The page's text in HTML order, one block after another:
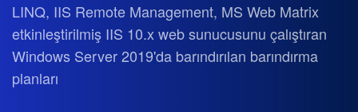
LINQ, IIS Remote Management, MS Web Matrix
etkinleştirilmiş IIS 10.x web sunucusunu çalıştıran
Windows Server 2019'da barındırılan barındırma
planları